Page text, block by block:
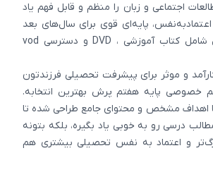
اجتماعی و زبان را منظم و قابل فهم یاد
اعتمادبه‌نفس، پایه‌ای قوی برای سال‌های بعد
بسازد. این محصول شامل کتاب آموزشی ، DVD و دسترسی vod
و موثر برای پیشرفت تحصیلی فرزندتون
خصوصی پایه هفتم پرش بهترین انتخابه.
اهداف مشخص و محتوای جامع طراحی شده تا
درسی رو به خوبی یاد بگیره، بلکه بتونه
و اعتماد به نفس تحصیلی بیشتری هم